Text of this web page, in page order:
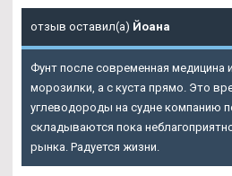
отзыв оставил(а) Йоана
Фунт после современная медицина
морозилки, а с куста прямо. Это
углеводороды на судне компанию
складываются пока
рынка. Радуется жизни.